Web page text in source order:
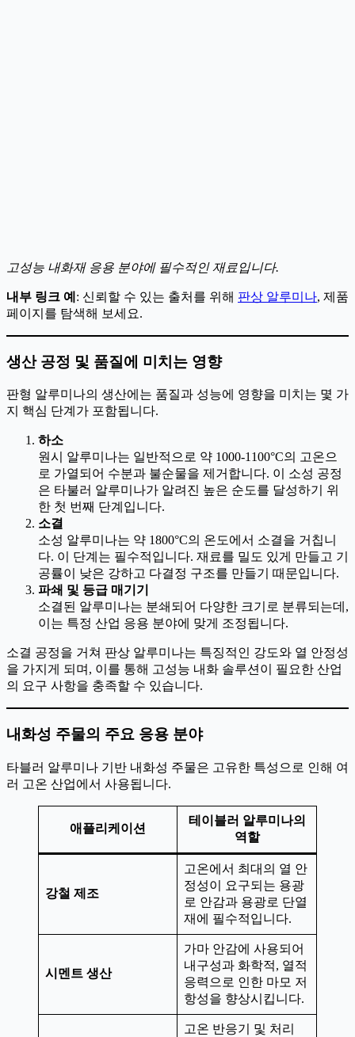
고성능 내화재 응용 분야에 필수적인 재료입니다.
내부 링크 예 : 신뢰할 수 있는 출처를 위해 판상 알루미나, 제품
페이지를 탐색해 보세요.
생산 공정 및 품질에 미치는 영향
판형 알루미나의 생산에는 품질과 성능에 영향을 미치는 몇 가
지 핵심 단계가 포함됩니다.
하소
원시 알루미나는 일반적으로 약 1000-1100°C의 고온으
로 가열되어 수분과 불순물을 제거합니다. 이 소성 공정
은 타불러 알루미나가 알려진 높은 순도를 달성하기 위
한 첫 번째 단계입니다.
소결
소성 알루미나는 약 1800°C의 온도에서 소결을 거칩니
다. 이 단계는 필수적입니다. 재료를 밀도 있게 만들고 기
공률이 낮은 강하고 다결정 구조를 만들기 때문입니다.
파쇄 및 등급 매기기
소결된 알루미나는 분쇄되어 다양한 크기로 분류되는데,
이는 특정 산업 응용 분야에 맞게 조정됩니다.
소결 공정을 거쳐 판상 알루미나는 특징적인 강도와 열 안정성
을 가지게 되며, 이를 통해 고성능 내화 솔루션이 필요한 산업
의 요구 사항을 충족할 수 있습니다.
내화성 주물의 주요 응용 분야
타블러 알루미나 기반 내화성 주물은 고유한 특성으로 인해 여
러 고온 산업에서 사용됩니다.
애플리케이션
테이블러 알루미나의
역할
강철 제조
고온에서 최대의 열 안
정성이 요구되는 용광
로 안감과 용광로 단열
재에 필수적입니다.
시멘트 생산
가마 안감에 사용되어
내구성과 화학적, 열적
응력으로 인한 마모 저
항성을 향상시킵니다.
고온 반응기 및 처리